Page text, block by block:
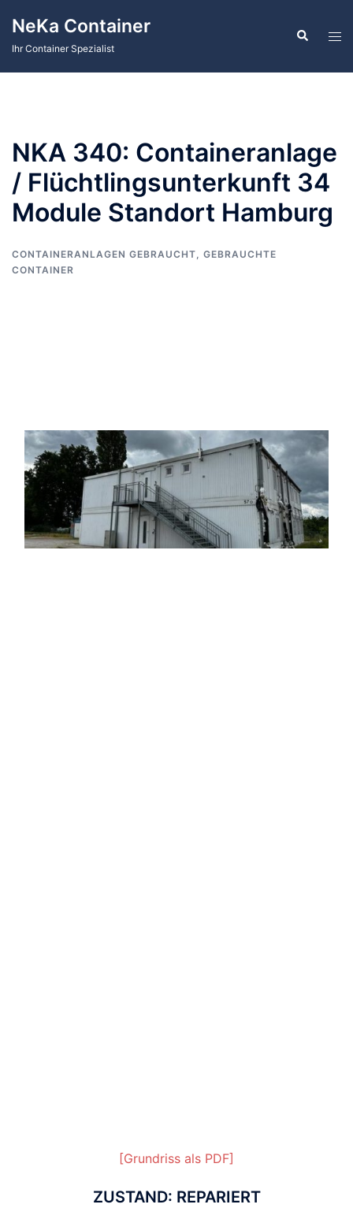
Inhalt
springen
NeKa Container
Ihr Container Spezialist
Suche
NKA 340: Containeranlage
/ Flüchtlingsunterkunft 34
Module Standort Hamburg
CONTAINERANLAGEN GEBRAUCHT, GEBRAUCHTE
CONTAINER
[Grundriss als PDF]
ZUSTAND: REPARIERT